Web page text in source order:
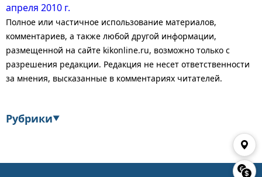
апреля 2010 г.
Полное или частичное использование материалов,
комментариев, а также любой другой информации,
размещенной на сайте kikonline.ru, возможно только с
разрешения редакции. Редакция не несет ответственности
за мнения, высказанные в комментариях читателей.
Рубрики▼